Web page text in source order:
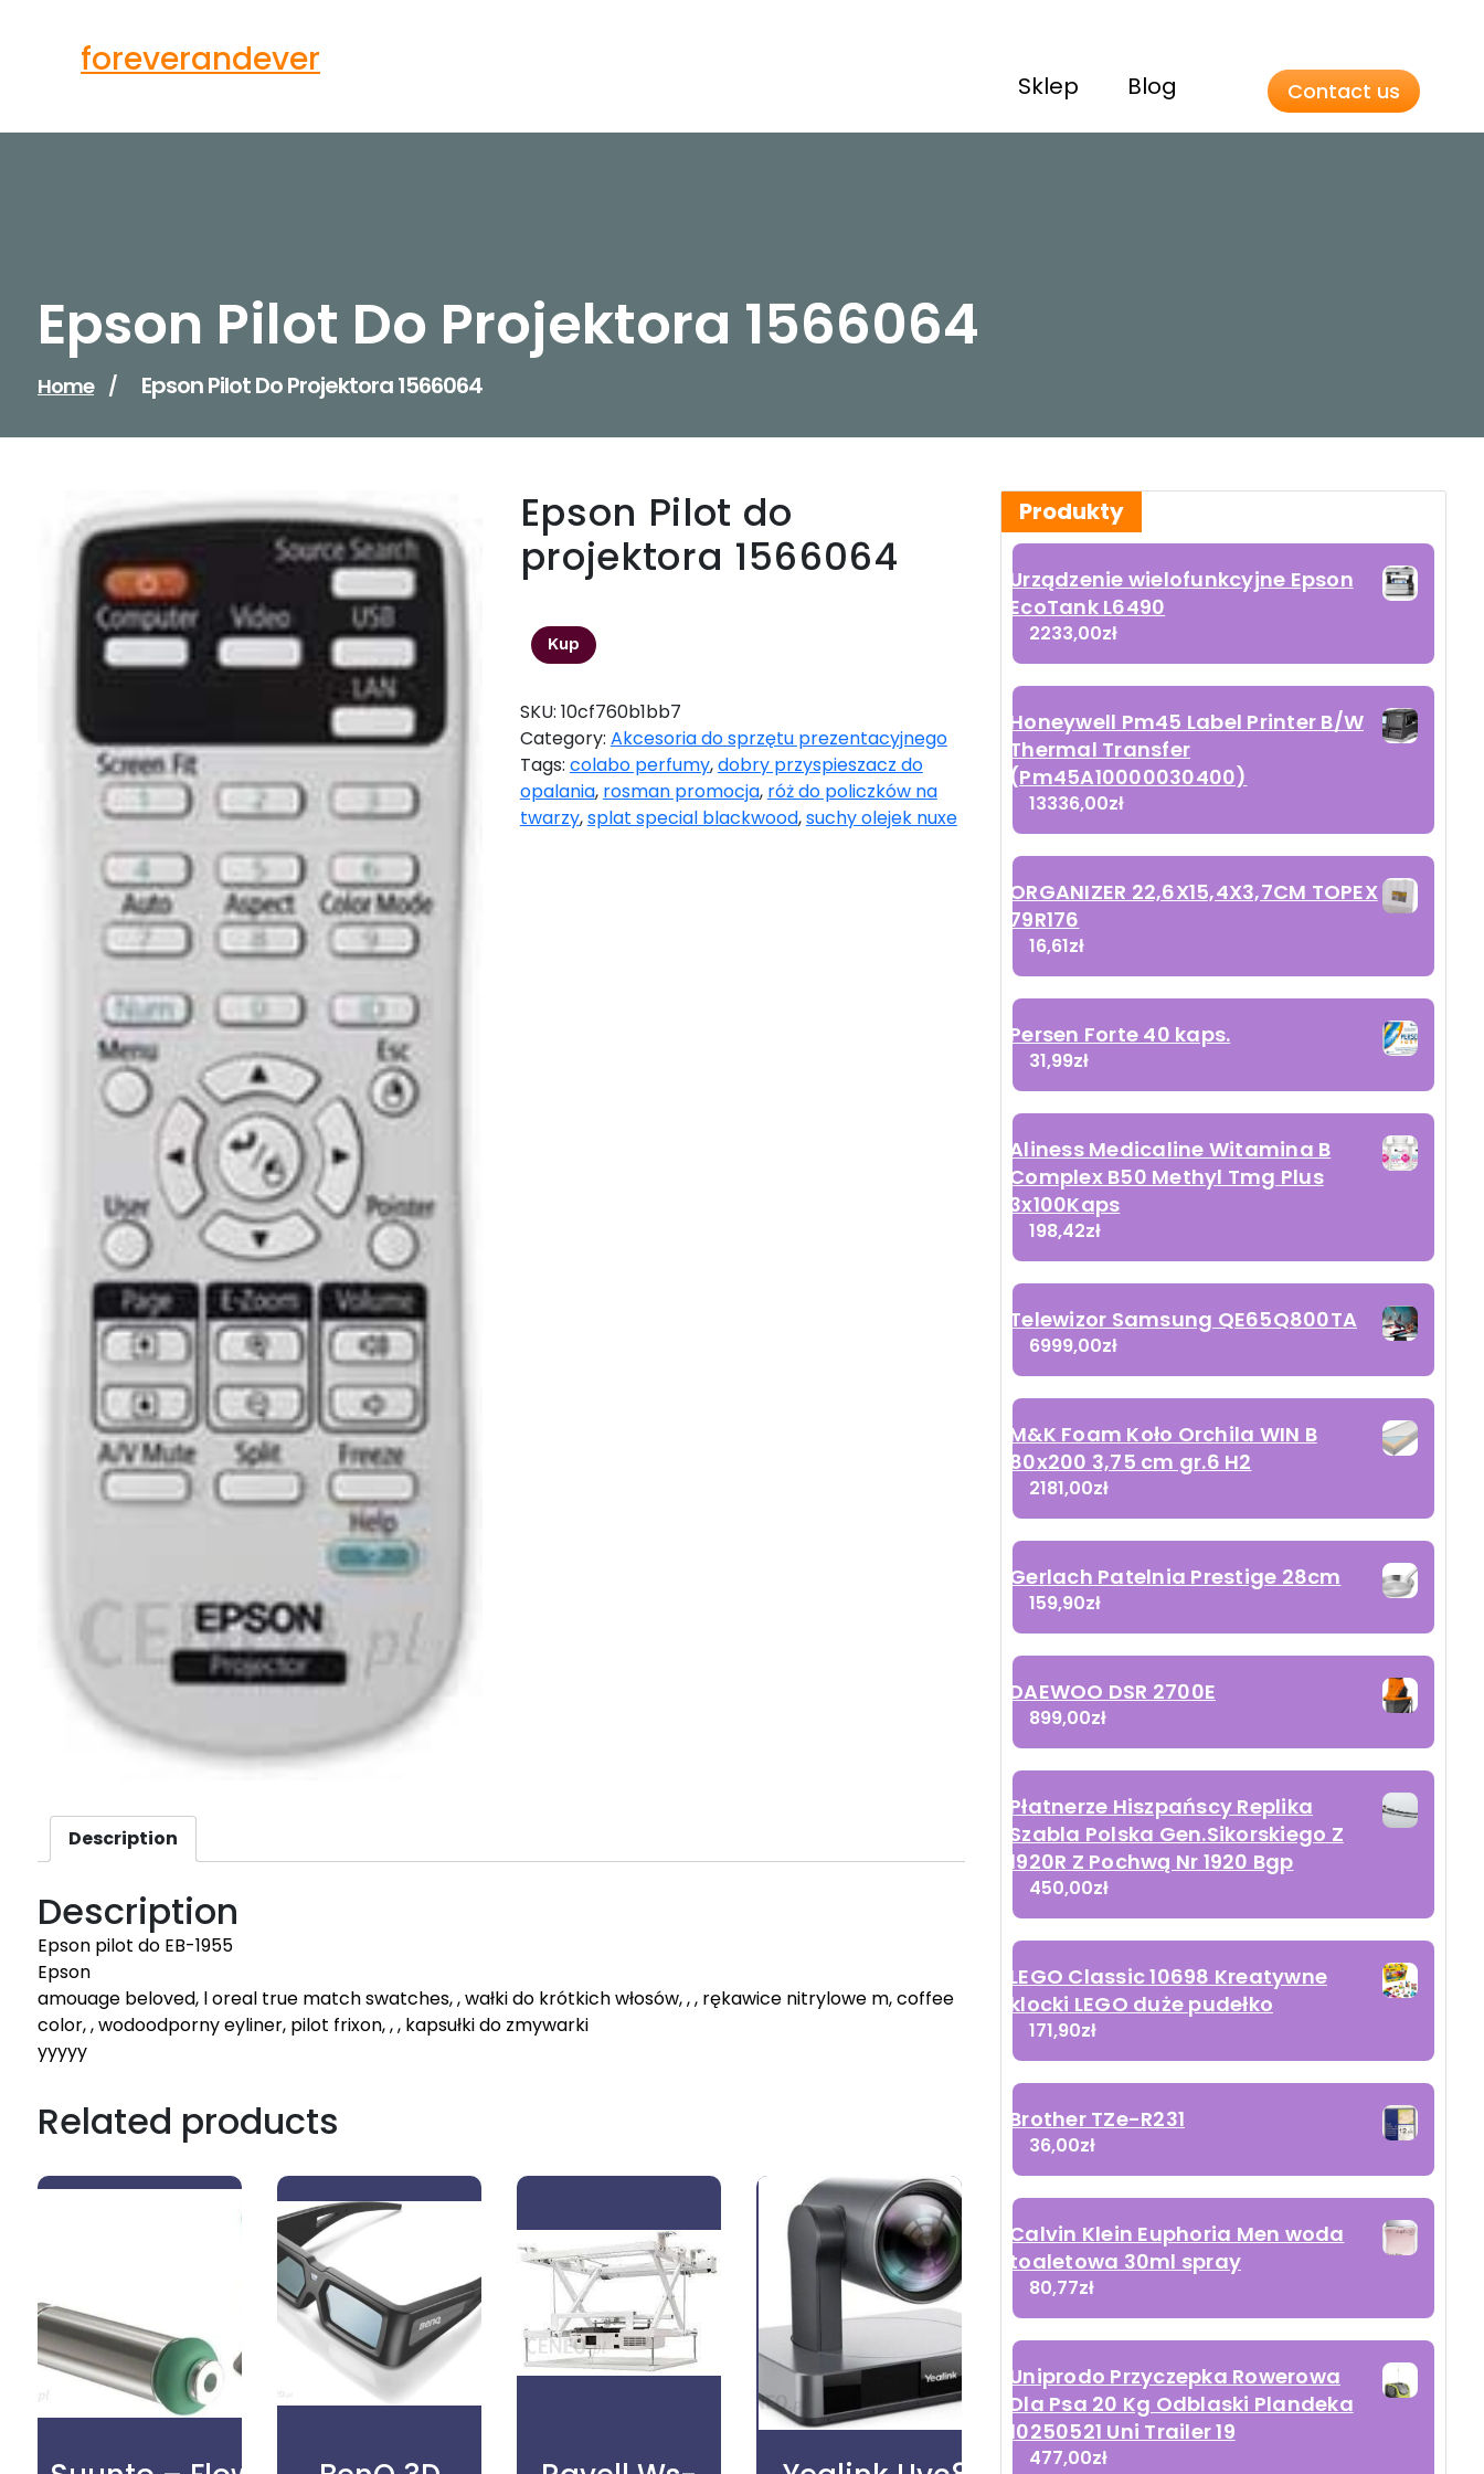
foreverandever
Sklep Blog Contact us
Epson Pilot Do Projektora 1566064
Home / Epson Pilot Do Projektora 1566064
Epson Pilot do
projektora 1566064
Kup
SKU: 10cf760b1bb7
Category: Akcesoria do sprzętu prezentacyjnego
Tags: colabo perfumy,dobry przyspieszacz do
opalania, rosman promocja, róż do policzków na
twarzy,splat special blackwood,suchy olejek nuxe
Description
Description
Epson pilot do EB-1955
Epson
amouage beloved, l oreal true match swatches, , wałki do krótkich włosów, , , rękawice nitrylowe m, coffee
color, , wodoodporny eyliner, pilot frixon, , , kapsułki do zmywarki
yyyyy
Related products
Produkty
Urządzenie wielofunkcyjne Epson
EcoTank L6490
2233,00zł
Honeywell Pm45 Label Printer B/W
Thermal Transfer
(Pm45A10000030400)
13336,00zł
ORGANIZER 22,6X15,4X3,7CM TOPEX
79R176
16,61zł
Persen Forte 40 kaps.
31,99zł
Aliness Medicaline Witamina B
Complex B50 Methyl Tmg Plus
3x100Kaps
198,42zł
Telewizor Samsung QE65Q800TA
6999,00zł
M&K Foam Koło Orchila WIN B
80x200 3,75 cm gr.6 H2
2181,00zł
Gerlach Patelnia Prestige 28cm
159,90zł
DAEWOO DSR 2700E
899,00zł
Płatnerze Hiszpańscy Replika
Szabla Polska Gen.Sikorskiego Z
1920R Z Pochwą Nr 1920 Bgp
450,00zł
LEGO Classic 10698 Kreatywne
klocki LEGO duże pudełko
171,90zł
Brother TZe-R231
36,00zł
Calvin Klein Euphoria Men woda
toaletowa 30ml spray
80,77zł
Uniprodo Przyczepka Rowerowa
Dla Psa 20 Kg Odblaski Plandeka
10250521 Uni Trailer 19
477,00zł